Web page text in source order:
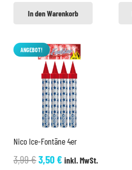
In den Warenkorb
ANGEBOT!
Nico Ice-Fontäne 4er
3,99€Ursprünglicher
3,50€Aktueller
inkl. MwSt.